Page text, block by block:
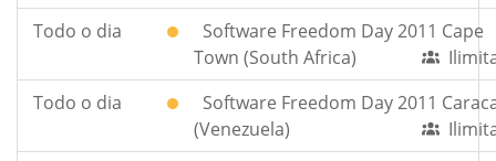
Todo o dia
Software Freedom Day 2011 Cape
Town (South Africa)
Todo o dia
Software Freedom Day 2011
(Venezuela)